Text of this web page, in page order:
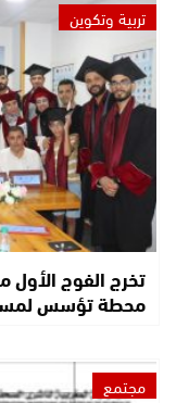
تربية وتكوين
تخرج الفوج الأول
محطة تؤسس
مجتمع